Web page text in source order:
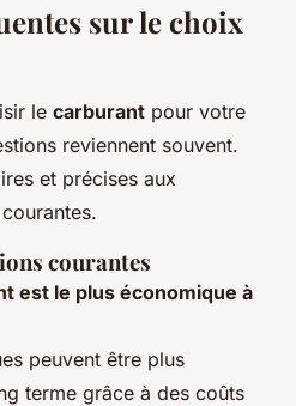
sur le choix
le carburant pour votre
reviennent souvent.
et précises aux
courantes
est le plus économique à
peuvent être plus
terme grâce à des coûts